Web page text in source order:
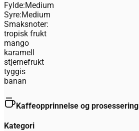
Fylde:Medium
Syre:Medium
Smaksnoter:
tropisk frukt
mango
karamell
stjernefrukt
tyggis
banan
Kaffeopprinnelse og prosessering
Kategori